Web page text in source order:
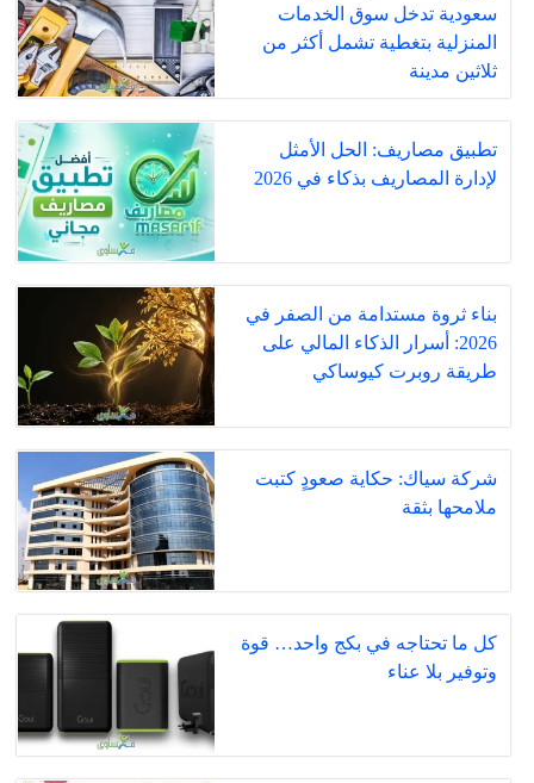
سعودية تدخل سوق الخدمات
المنزلية بتغطية تشمل أكثر من
ثلاثين مدينة
تطبيق مصاريف: الحل الأمثل
لإدارة المصاريف بذكاء في 2026
بناء ثروة مستدامة من الصفر في
2026: أسرار الذكاء المالي على
طريقة روبرت كيوساكي
شركة سياك: حكاية صعودٍ كتبت
ملامحها بثقة
كل ما تحتاجه في بكج واحد… قوة
وتوفير بلا عناء